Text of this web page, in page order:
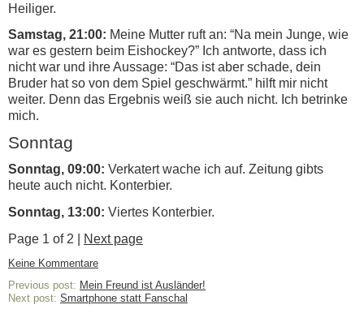
Heiliger.
Samstag, 21:00: Meine Mutter ruft an: “Na mein Junge, wie
war es gestern beim Eishockey?” Ich antworte, dass ich
nicht war und ihre Aussage: “Das ist aber schade, dein
Bruder hat so von dem Spiel geschwärmt.” hilft mir nicht
weiter. Denn das Ergebnis weiß sie auch nicht. Ich betrinke
mich.
Sonntag
Sonntag, 09:00: Verkatert wache ich auf. Zeitung gibts
heute auch nicht. Konterbier.
Sonntag, 13:00: Viertes Konterbier.
Page 1 of 2 |
Next page
Keine Kommentare
Previous post: Mein Freund ist Ausländer!
Next post: Smartphone statt Fanschal